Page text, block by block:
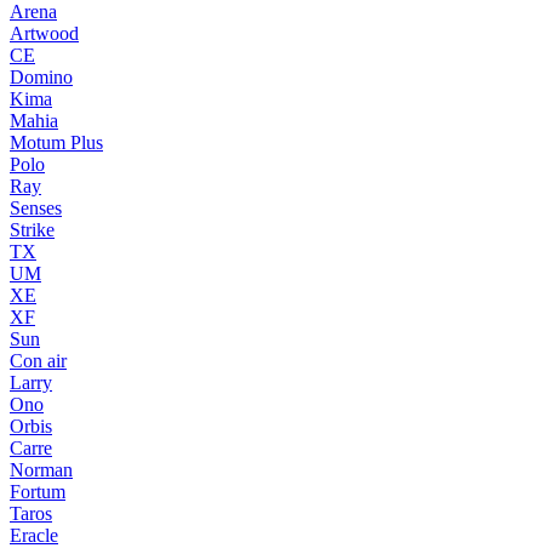
Arena
Artwood
CE
Domino
Kima
Mahia
Motum Plus
Polo
Ray
Senses
Strike
TX
UM
XE
XF
Sun
Con air
Larry
Ono
Orbis
Carre
Norman
Fortum
Taros
Eracle